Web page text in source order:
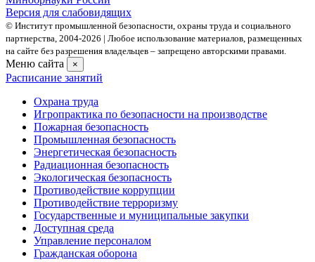
Версия для слабовидящих
© Институт промышленной безопасности, охраны труда и социального
партнерства, 2004- 2026 | Любое использование материалов, размещенных
на сайте без разрешения владельцев – запрещено авторскими правами.
Меню сайта ×
Расписание занятий
Охрана труда
Игропрактика по безопасности на производстве
Пожарная безопасность
Промышленная безопасность
Энергетическая безопасность
Радиационная безопасность
Экологическая безопасность
Противодействие коррупции
Противодействие терроризму
Государственные и муниципальные закупки
Доступная среда
Управление персоналом
Гражданская оборона